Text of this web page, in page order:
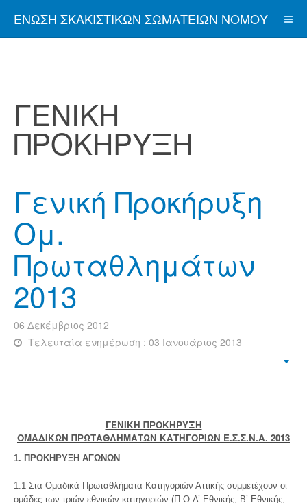
ΈΝΩΣΗ ΣΚΑΚΙΣΤΙΚΏΝ ΣΩΜΑΤΕΊΩΝ ΝΟΜΟΎ
ΓΕΝΙΚΗ
ΠΡΟΚΗΡΥΞΗ
Γενική Προκήρυξη
Ομ.
Πρωταθλημάτων
2013
06 Δεκέμβριος 2012
Τελευταία ενημέρωση : 03 Ιανουάριος 2013
ΓΕΝΙΚΗ ΠΡΟΚΗΡΥΞΗ
ΟΜΑΔΙΚΩΝ ΠΡΩΤΑΘΛΗΜΑΤΩΝ ΚΑΤΗΓΟΡΙΩΝ Ε.Σ.Σ.Ν.Α. 2013
1. ΠΡΟΚΗΡΥΞΗ ΑΓΩΝΩΝ
1.1 Στα Ομαδικά Πρωταθλήματα Κατηγοριών Αττικής συμμετέχουν οι
ομάδες των τριών εθνικών κατηγοριών (Π.Ο.Α’ Εθνικής, Β’ Εθνικής,